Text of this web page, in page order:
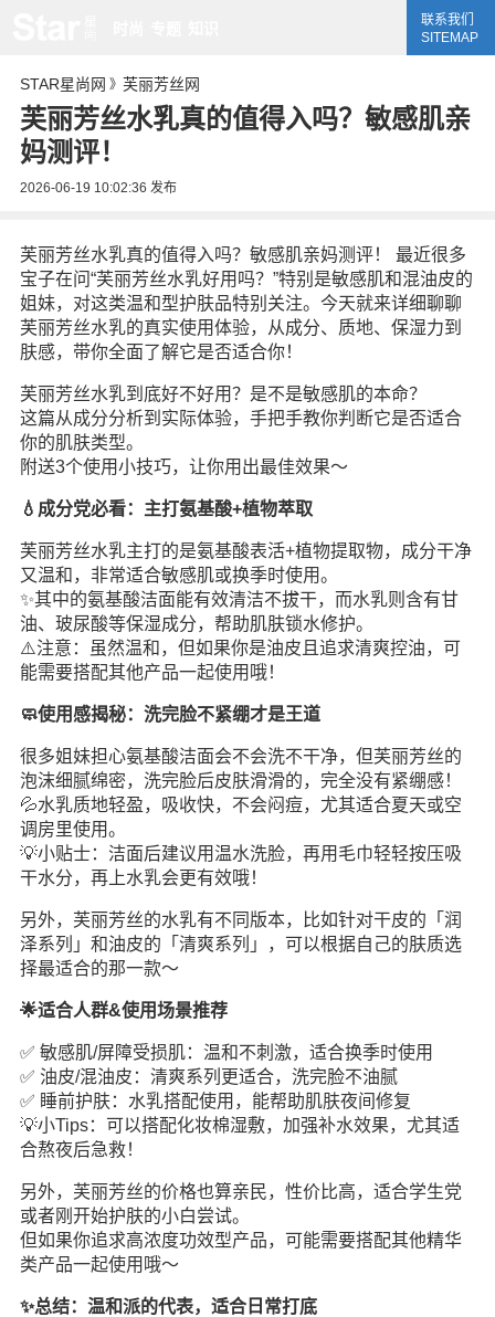
联系我们
SITEMAP
STAR星尚网 》 芙丽芳丝网
芙丽芳丝水乳真的值得入吗？敏感肌亲
妈测评！
2026-06-19 10:02:36 发布
芙丽芳丝水乳真的值得入吗？敏感肌亲妈测评！ 最近很多
宝子在问“芙丽芳丝水乳好用吗？”特别是敏感肌和混油皮的
姐妹，对这类温和型护肤品特别关注。今天就来详细聊聊
芙丽芳丝水乳的真实使用体验，从成分、质地、保湿力到
肤感，带你全面了解它是否适合你！
芙丽芳丝水乳到底好不好用？是不是敏感肌的本命？
这篇从成分分析到实际体验，手把手教你判断它是否适合
你的肌肤类型。
附送3个使用小技巧，让你用出最佳效果～
💧成分党必看：主打氨基酸+植物萃取
芙丽芳丝水乳主打的是氨基酸表活+植物提取物，成分干净
又温和，非常适合敏感肌或换季时使用。
✨其中的氨基酸洁面能有效清洁不拔干，而水乳则含有甘
油、玻尿酸等保湿成分，帮助肌肤锁水修护。
⚠️注意：虽然温和，但如果你是油皮且追求清爽控油，可
能需要搭配其他产品一起使用哦！
🧼使用感揭秘：洗完脸不紧绷才是王道
很多姐妹担心氨基酸洁面会不会洗不干净，但芙丽芳丝的
泡沫细腻绵密，洗完脸后皮肤滑滑的，完全没有紧绷感！
💦水乳质地轻盈，吸收快，不会闷痘，尤其适合夏天或空
调房里使用。
💡小贴士：洁面后建议用温水洗脸，再用毛巾轻轻按压吸
干水分，再上水乳会更有效哦！
另外，芙丽芳丝的水乳有不同版本，比如针对干皮的「润
泽系列」和油皮的「清爽系列」，可以根据自己的肤质选
择最适合的那一款～
🌟适合人群&使用场景推荐
✅ 敏感肌/屏障受损肌：温和不刺激，适合换季时使用
✅ 油皮/混油皮：清爽系列更适合，洗完脸不油腻
✅ 睡前护肤：水乳搭配使用，能帮助肌肤夜间修复
💡小Tips：可以搭配化妆棉湿敷，加强补水效果，尤其适
合熬夜后急救！
另外，芙丽芳丝的价格也算亲民，性价比高，适合学生党
或者刚开始护肤的小白尝试。
但如果你追求高浓度功效型产品，可能需要搭配其他精华
类产品一起使用哦～
✨总结：温和派的代表，适合日常打底